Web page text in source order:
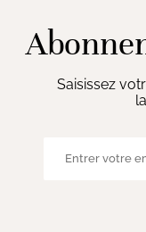
Saisissez